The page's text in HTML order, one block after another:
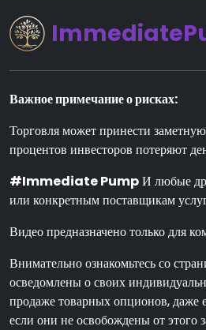
Важное примечание о рисках:
Торговля может принести
процентов инвесторов потеряют
#Immediate PumpИ любые
или конкретным поставщикам
Видео предназначено только для
Внимательно ознакомьтесь со
осведомлены о своих
продаже товарных опционов, даже
если они не освобождены от этого